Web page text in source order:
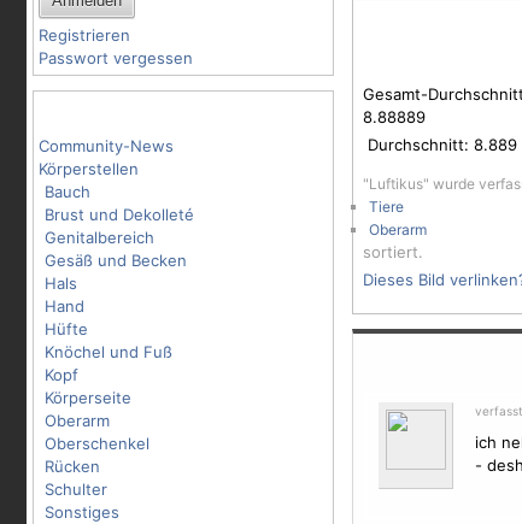
Registrieren
Passwort vergessen
Community-News
Körperstellen
Bauch
Brust und Dekolleté
Genitalbereich
Gesäß und Becken
Hals
Hand
Hüfte
Knöchel und Fuß
Kopf
Körperseite
Oberarm
Oberschenkel
Rücken
Schulter
Sonstiges
Gesamt-
8.88889
Durchschnitt: 8.889
"Luftikus" wurde
Tiere
Oberarm
sortiert.
Dieses Bild
ich
-